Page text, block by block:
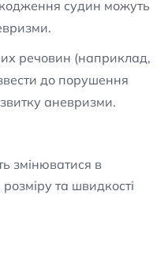
судин можуть
речовин (наприклад,
до порушення
аневризми.
змінюватися в
розміру та швидкості